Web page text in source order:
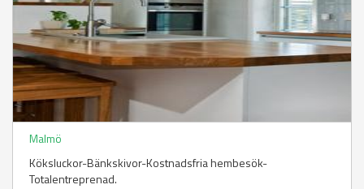
Malmö
Köksluckor-Bänkskivor-Kostnadsfria hembesök-
Totalentreprenad.